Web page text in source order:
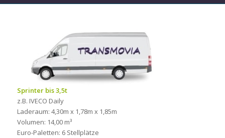
Sprinter bis 3,5t
z.B. IVECO Daily
Laderaum: 4,30m x 1,78m x 1,85m
Volumen: 14,00 m³
Euro-Paletten: 6 Stellplätze